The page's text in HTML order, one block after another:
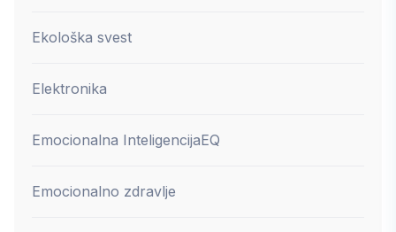
Ekološka svest
Elektronika
Emocionalna InteligencijaEQ
Emocionalno zdravlje